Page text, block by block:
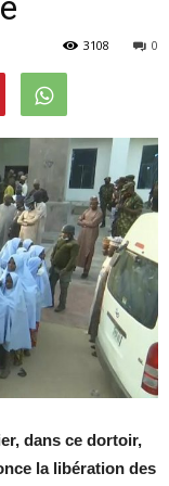
0
3108
dans ce dortoir,
la libération des